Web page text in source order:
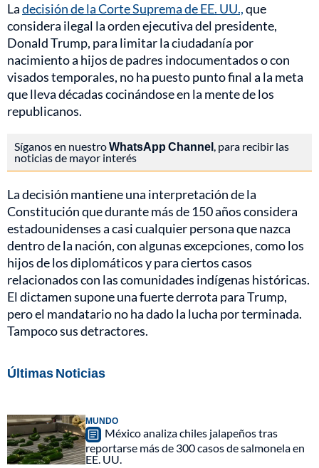
Ladecisión de la Corte Suprema de EE. UU.,que
considera ilegal la orden ejecutiva del presidente,
Donald Trump, para limitar la ciudadanía por
nacimiento a hijos de padres indocumentados o con
visados temporales, no ha puesto punto final a la meta
que lleva décadas cocinándose en la mente de los
republicanos.
Síganos en nuestroWhatsApp Channel, para recibir las
noticias de mayor interés
La decisión mantiene una interpretación de la
Constitución que durante más de 150 años considera
estadounidenses a casi cualquier persona que nazca
dentro de la nación, con algunas excepciones, como los
hijos de los diplomáticos y para ciertos casos
relacionados con las comunidades indígenas históricas.
El dictamen supone una fuerte derrota para Trump,
pero el mandatario no ha dado la lucha por terminada.
Tampoco sus detractores.
Últimas Noticias
MUNDO
México analiza chiles jalapeños tras
reportarse más de 300 casos de salmonela en
EE. UU.